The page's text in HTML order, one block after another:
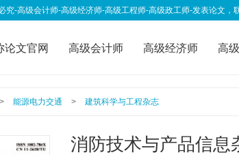
究-高级会计师-高级经济师-高级工程师-高级政工师-发表论文
论文官网 高级会计师 高级经济师 高
声明 职称资讯 我要投稿
> 能源电力交通 > 建筑科学与工程杂志
消防技术与产品信息